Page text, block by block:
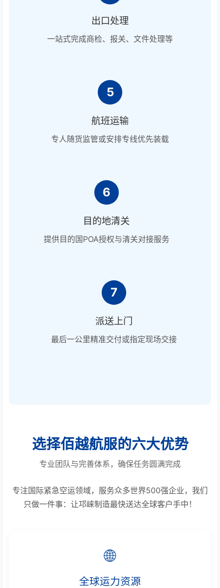
出口处理
一站式完成商检、报关、文件处理等
5
航班运输
专人随货监管或安排专线优先装载
6
目的地清关
提供目的国POA授权与清关对接服务
7
派送上门
最后一公里精准交付或指定现场交接
选择佰越航服的六大优势
专业团队与完善体系，确保任务圆满完成
专注国际紧急空运领域，服务众多世界500强企业，我们
只做一件事：让邛崃制造最快送达全球客户手中！
🌐
全球运力资源